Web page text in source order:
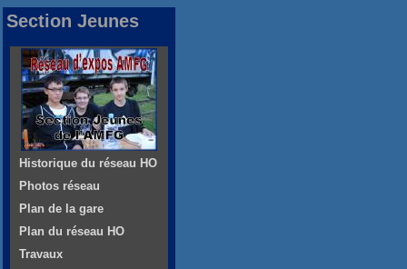
Section Jeunes
Historique du réseau HO
Photos réseau
Plan de la gare
Plan du réseau HO
Travaux